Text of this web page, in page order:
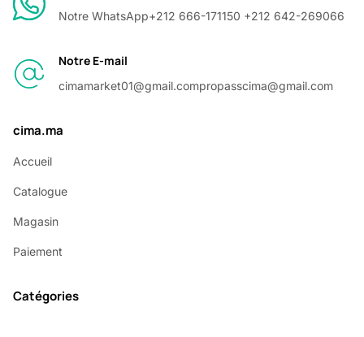
Notre WhatsApp+212 666-171150 +212 642-269066
Notre E-mail
cimamarket01@gmail.compropasscima@gmail.com
cima.ma
Accueil
Catalogue
Magasin
Paiement
Catégories